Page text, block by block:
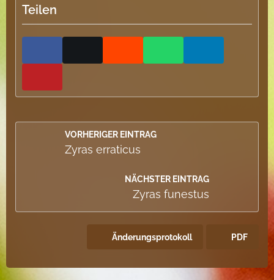
Teilen
VORHERIGER EINTRAG
Zyras erraticus
NÄCHSTER EINTRAG
Zyras funestus
Änderungsprotokoll PDF